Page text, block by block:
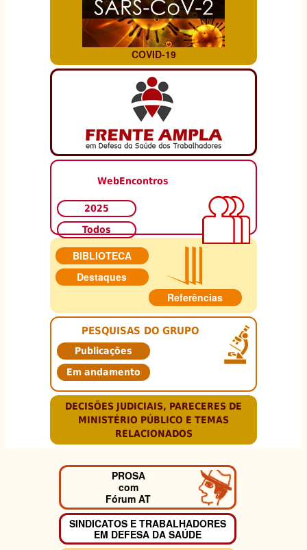
NEUROCIENTISTA
BRASILEIRO.
COVID-19
WebEncontros
2025
Todos
BIBLIOTECA
Destaques
Referências
PESQUISAS DO GRUPO
Publicações
Em andamento
DECISÕES JUDICIAIS, PARECERES DE
MINISTÉRIO PÚBLICO E TEMAS
RELACIONADOS
PROSA
com
Fórum AT
SINDICATOS E TRABALHADORES
EM DEFESA DA SAÚDE